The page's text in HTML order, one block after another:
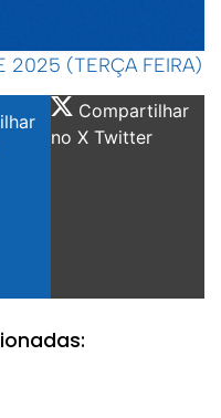
2025 (TERÇA FEIRA)
Compartilhar
no X Twitter